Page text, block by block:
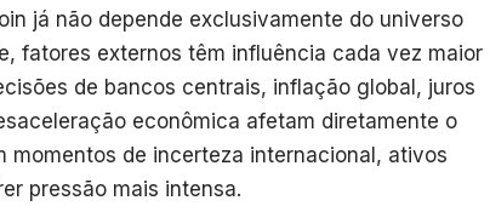
já não depende exclusivamente do universo
fatores externos têm influência cada vez maior
de bancos centrais, inflação global, juros
econômica afetam diretamente o
momentos de incerteza internacional, ativos
pressão mais intensa.